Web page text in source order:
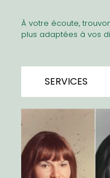
À votre écoute,
plus adaptées à vos
SERVICES